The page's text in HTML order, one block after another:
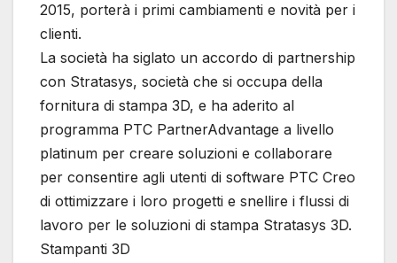
2015, porterà i primi cambiamenti e novità per i
clienti.
La società ha siglato un accordo di partnership
con Stratasys, società che si occupa della
fornitura di stampa 3D, e ha aderito al
programma PTC PartnerAdvantage a livello
platinum per creare soluzioni e collaborare
per consentire agli utenti di software PTC Creo
di ottimizzare i loro progetti e snellire i flussi di
lavoro per le soluzioni di stampa Stratasys 3D.
Stampanti 3D